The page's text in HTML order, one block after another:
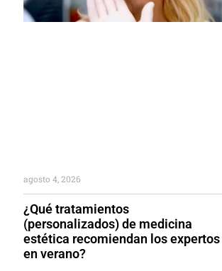
¿Qué tratamientos
(personalizados) de medicina
estética recomiendan los expertos
en verano?
agosto 4, 2026